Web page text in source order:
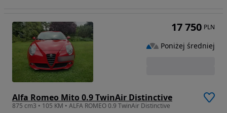
Alfa Romeo Mito 0.9 TwinAir Distinctive
875 cm3 • 105 KM • ALFA ROMEO 0.9 TwinAir Distinctive
17 750 PLN
Poniżej średniej